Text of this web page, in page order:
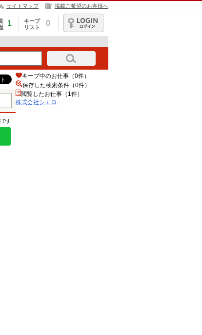
サイトマップ 掲載ご希望のお客様へ
1
キープ
リスト
0
ログイン
す
キープ中のお仕事（0件）
保存した検索条件（0件）
閲覧したお仕事（1件）
株式会社シエロ